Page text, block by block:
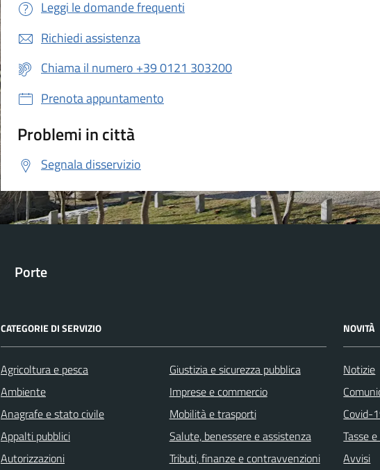
Leggi le domande frequenti
Richiedi assistenza
Chiama il numero +39 0121 303200
Prenota appuntamento
Problemi in città
Segnala disservizio
Porte
CATEGORIE DI SERVIZIO
Agricoltura e pesca
Ambiente
Anagrafe e stato civile
Appalti pubblici
Autorizzazioni
Giustizia e sicurezza pubblica
Imprese e commercio
Mobilità e trasporti
Salute, benessere e assistenza
Tributi, finanze e contravvenzioni
NOVITÀ
Notizie
Covid-
Tasse
Avvisi